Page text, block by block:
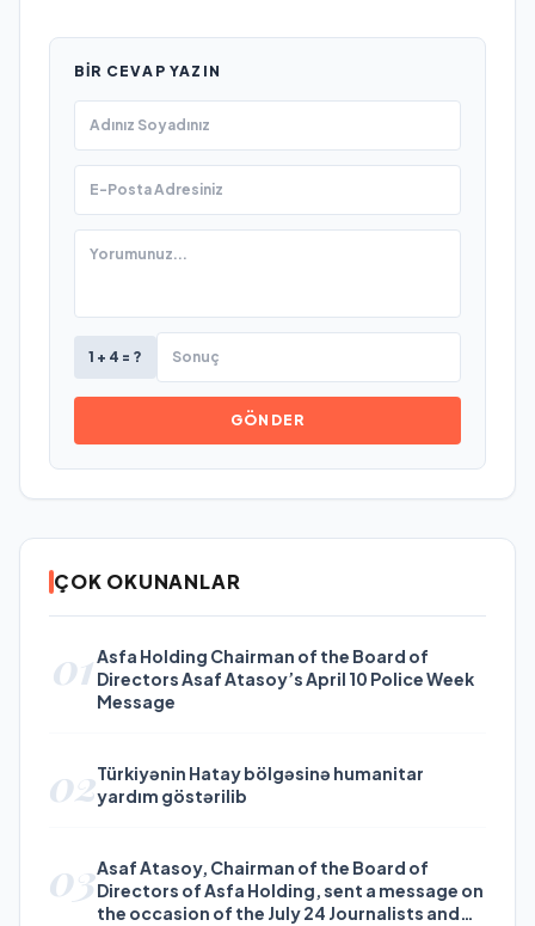
BIR CEVAP YAZIN
1 + 4 = ?
GÖNDER
ÇOK OKUNANLAR
01Asfa Holding Chairman of the Board of
Directors Asaf Atasoy’s April 10 Police Week
Message
02Türkiyənin Hatay bölgəsinə humanitar
yardım göstərilib
03Asaf Atasoy, Chairman of the Board of
Directors of Asfa Holding, sent a message on
the occasion of the July 24 Journalists and